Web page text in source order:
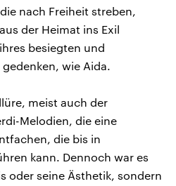
nach Freiheit streben,
der Heimat ins Exil
besiegten und
wie Aida.
meist auch der
Melodien, die eine
die bis in
kann. Dennoch war es
oder seine Ästhetik, sondern